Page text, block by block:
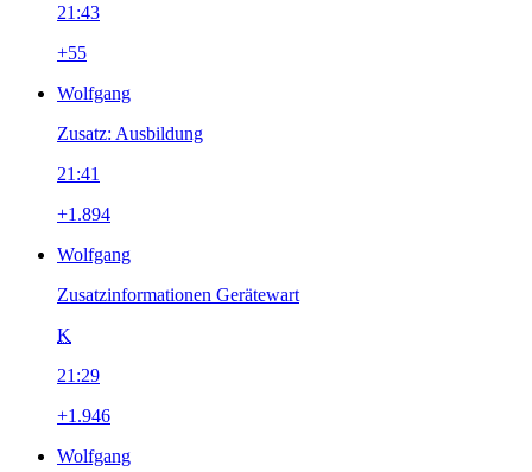
21:43
+55
Wolfgang
Zusatz: Ausbildung
21:41
+1.894
Wolfgang
Zusatzinformationen Gerätewart
K
21:29
+1.946
Wolfgang